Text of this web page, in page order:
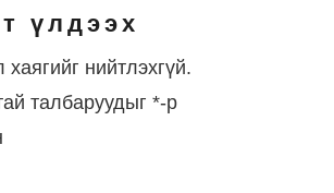
үлдээх
нийтлэхгүй.
талбаруудыг *-р